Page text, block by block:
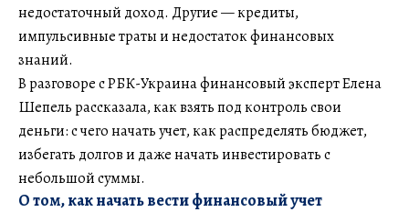
недостаточный доход. Другие — кредиты,
импульсивные траты и недостаток финансовых
знаний.
В разговоре с РБК-Украина финансовый эксперт Елена
Шепель рассказала, как взять под контроль свои
деньги: с чего начать учет, как распределять бюджет,
избегать долгов и даже начать инвестировать с
небольшой суммы.
О том, как начать вести финансовый учет